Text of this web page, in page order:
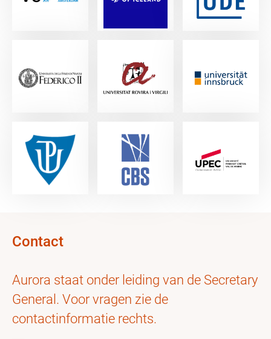
Contact
Aurora staat onder leiding van de Secretary
General. Voor vragen zie de
contactinformatie rechts.